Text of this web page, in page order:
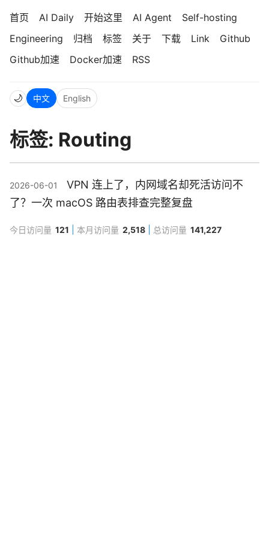
首页 AI Daily 开始这里 AI Agent
Self-hosting
Engineering
归档 标签 关于 下载 Link
Github
Github加速
Docker加速 RSS
🌙 中文 English
标签: Routing
2026-06-01
VPN 连上了，内网域名却死活访问不
了？一次 macOS 路由表排查完整复盘
今日访问量 121 本月访问量 2,518 总访问量 141,227